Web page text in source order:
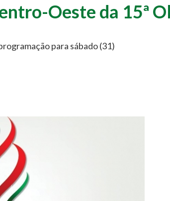
Oeste da 15ª
para sábado (31)